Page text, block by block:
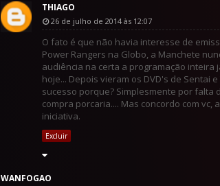
THIAGO
26 de julho de 2014 às 12:07
O fato é que não havia interesse de
Power Rangers na Globo, a Manchete
audiência na certa a programação inteira
hoje... Depois vieram os DVD's de Sentai
sucesso porque? Simplesmente por falta
compra porcaria.... Mas concordo com
iniciativa.
Excluir
WANFOGAO